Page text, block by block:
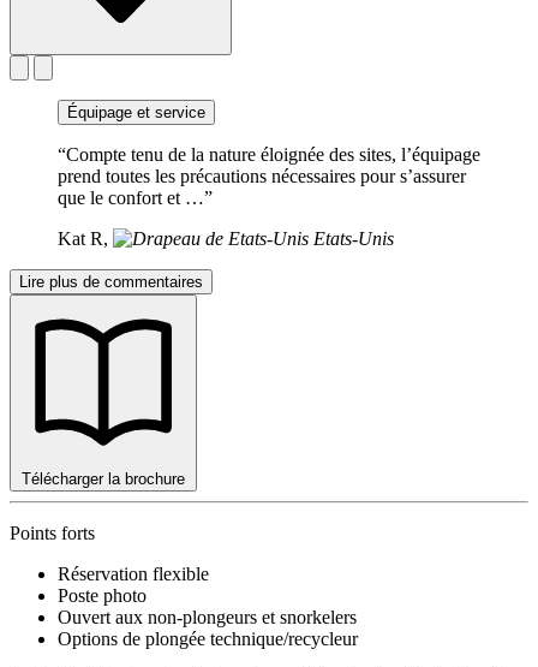
Équipage et service
“Compte tenu de la nature éloignée des sites, l’équipage
prend toutes les précautions nécessaires pour s’assurer
que le confort et …”
Kat R,
Etats-Unis
Lire plus de commentaires
Télécharger la brochure
Points forts
Réservation flexible
Poste photo
Ouvert aux non-plongeurs et snorkelers
Options de plongée technique/recycleur